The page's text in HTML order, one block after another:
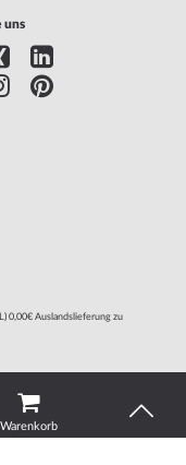
Warenkorb
uns
0,00€ Auslandslieferung zu
Technische Umsetzung